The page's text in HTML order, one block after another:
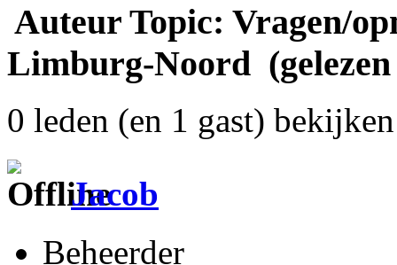
Auteur Topic: Vragen/
Limburg-Noord (gelezen
0 leden (en 1 gast)
Jacob
Beheerder